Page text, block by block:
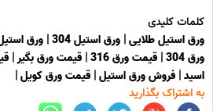
کلمات کلیدی
ورق استیل طلایی| ورق استیل 304 | ورق
ورق 304
| قیمت ورق 316 | قیمت ورق بگیر|
اسید| فروش ورق استیل| قیمت ورق کویل|
به اشتراک بگذارید